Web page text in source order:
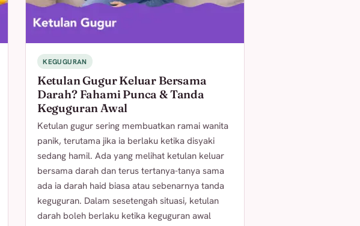
KEGUGURAN
Ketulan Gugur Keluar Bersama
Darah? Fahami Punca & Tanda
Keguguran Awal
Ketulan gugur sering membuatkan ramai wanita
panik, terutama jika ia berlaku ketika disyaki
sedang hamil. Ada yang melihat ketulan keluar
bersama darah dan terus tertanya-tanya sama
ada ia darah haid biasa atau sebenarnya tanda
keguguran. Dalam sesetengah situasi, ketulan
darah boleh berlaku ketika keguguran awal